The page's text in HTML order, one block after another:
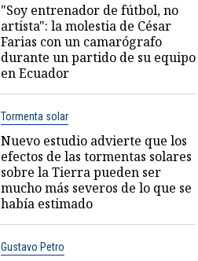
"Soy entrenador de fútbol, no
artista": la molestia de César
Farias con un camarógrafo
durante un partido de su equipo
en Ecuador
Tormenta solar
Nuevo estudio advierte que los
efectos de las tormentas solares
sobre la Tierra pueden ser
mucho más severos de lo que se
había estimado
Gustavo Petro